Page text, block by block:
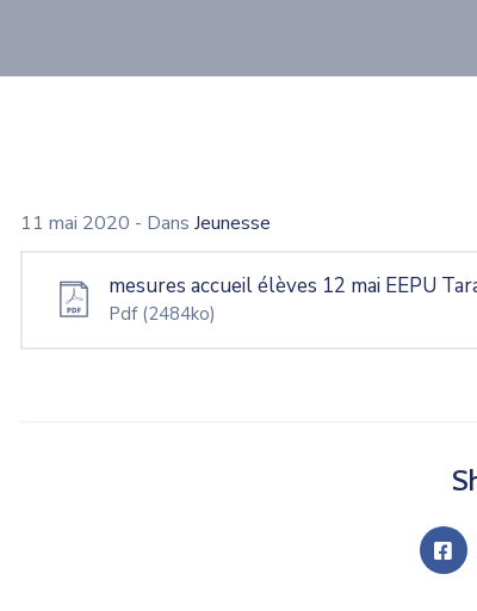
11 mai 2020 - Dans Jeunesse
mesures accueil élèves 12 mai EEPU
Pdf (2484ko)